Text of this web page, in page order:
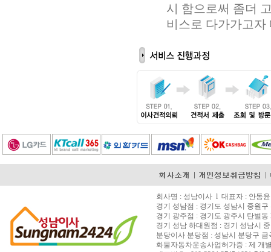
시 함으로써 좀더
비스로 다가가고자
회사명 : 성남이사 l 대표자 : 안동
경기 성남점 : 경기도 성남시 중원
경기 광주점 : 경기도 광주시 탄벌동
경기 성남 하대원점 : 경기 성남시
분당이사 분당점 : 성남시 분당구 금
화물자동차운송사업허가증 : 제 개